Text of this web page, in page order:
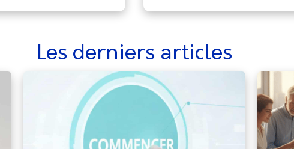
Les derniers articles